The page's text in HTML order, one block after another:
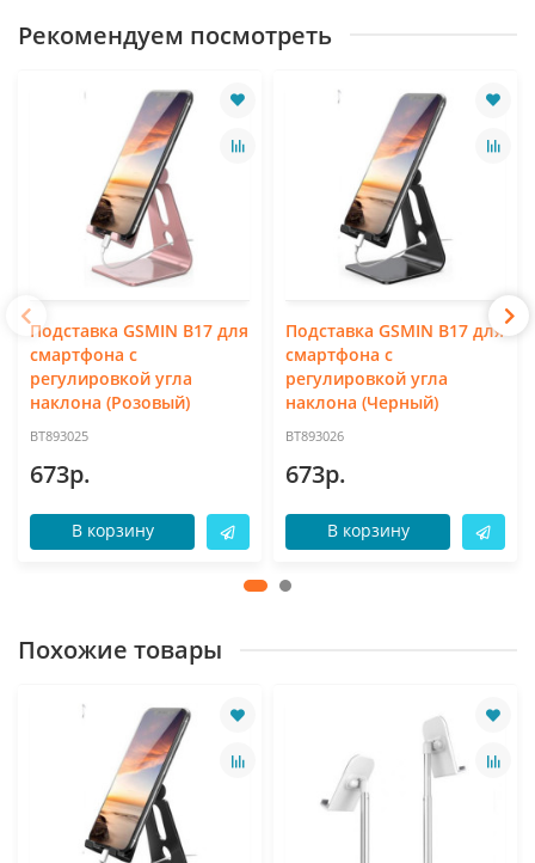
Рекомендуем посмотреть
Подставка GSMIN B17 для
смартфона с
регулировкой угла
наклона (Розовый)
BT893025
673р.
В корзину
Подставка GSMIN B17 для
смартфона с
регулировкой угла
наклона (Черный)
BT893026
673р.
В корзину
Похожие товары